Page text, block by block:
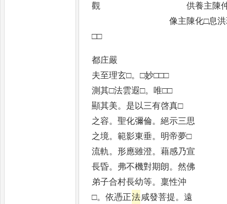
觀 供養主陳仲延
像主陳化□息洪璨
□□
都庄嚴
夫至理玄□。□妙□□□
測其□法雲遐□。 唯□□
顯其美。 是以三有啓真□
之容。聖化彌倫。絕示三思
之境。範影東垂。 明帝夢□
流軌 。 形應雖澄。藉感乃宣
長昏。 弗不機對期朗。然佛
弟子合村長幼等。稟性沖
□。依憑正法咸發菩提。遠